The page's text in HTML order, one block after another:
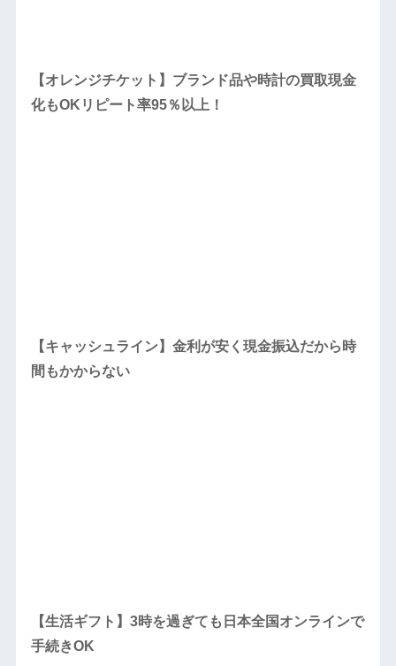
【オレンジチケット】ブランド品や時計の買取現金
化もOKリピート率95％以上！
【キャッシュライン】金利が安く現金振込だから時
間もかからない
【生活ギフト】3時を過ぎても日本全国オンラインで
手続きOK